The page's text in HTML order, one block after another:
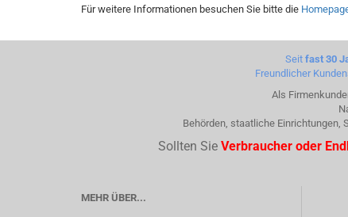
Für weitere Informationen besuchen Sie bitte die
Seit fast 30
Freundlicher
Als
Behörden, staatliche
Sollten Sie Verbraucher oder
MEHR ÜBER...